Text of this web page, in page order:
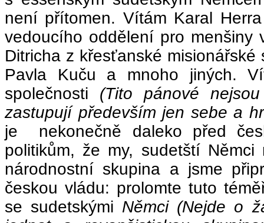
není přítomen. Vítám Karal
vedoucího oddělení pro menšiny
Ditricha z křesťanské
Pavla Kuču a mnoho jiných.
společnosti (Tito pánové
zastupují především jen sebe a
je nekonečně daleko před
politikům, že my, sudetští
národnostní skupina a jsme
českou vládu: prolomte tuto
se sudetskými Němci (Nejde o